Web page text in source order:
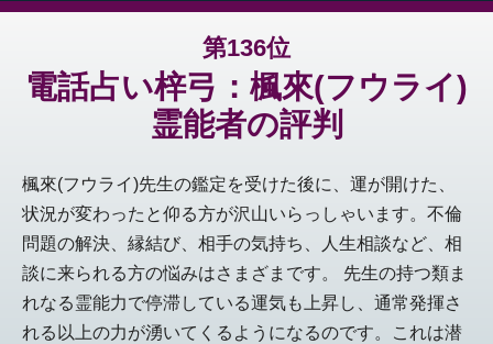
第136位
電話占い梓弓：楓來(フウライ)
霊能者の評判
楓來(フウライ)先生の鑑定を受けた後に、運が開けた、
状況が変わったと仰る方が沢山いらっしゃいます。不倫
問題の解決、縁結び、相手の気持ち、人生相談など、相
談に来られる方の悩みはさまざまです。 先生の持つ類ま
れなる霊能力で停滞している運気も上昇し、通常発揮さ
れる以上の力が湧いてくるようになるのです。これは潜